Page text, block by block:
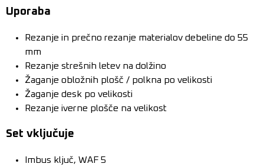
Uporaba
Rezanje in prečno rezanje materialov debeline do 55
mm
Rezanje strešnih letev na dolžino
Žaganje obložnih plošč / polkna po velikosti
Žaganje desk po velikosti
Rezanje iverne plošče na velikost
Set vključuje
Imbus ključ, WAF 5